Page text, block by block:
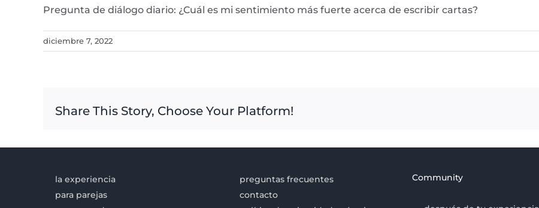
Pregunta de diálogo diario: ¿Cuál es mi sentimiento más fuerte acerca de escribir cartas?
diciembre 7, 2022
Share This Story, Choose Your Platform!
la experiencia
para parejas
preguntas frecuentes
contacto
Community